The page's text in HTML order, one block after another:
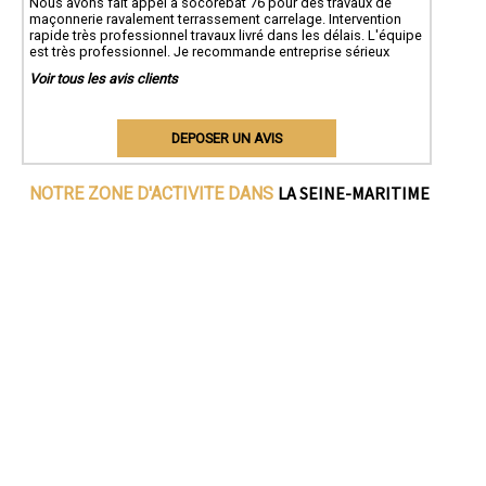
maçonnerie ravalement terrassement carrelage. Intervention
rapide très professionnel travaux livré dans les délais. L'équipe
est très professionnel. Je recommande entreprise sérieux
Voir tous les avis clients
DEPOSER UN AVIS
NOTRE ZONE D'ACTIVITE DANS LA SEINE-MARITIME